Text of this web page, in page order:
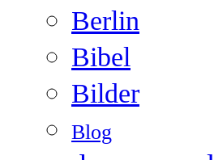
Berlin
Bibel
Bilder
Blog